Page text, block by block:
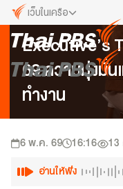
เว็บในเครือ
เว็บไซต์ในเครือ
ALTV
ทีวีเรียนสนุก
ทุกความสุข
The Active
Thai PBS
Executive's Talk
Executive’s
69 ความมุ่งมั่น
ทำงาน
6 พ.ค. 69 16:16 13
อ่านให้ฟัง